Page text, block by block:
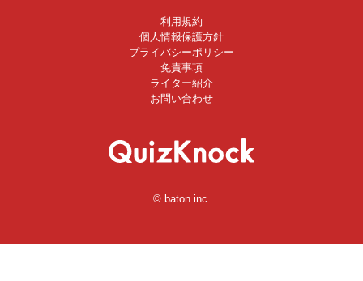
利用規約
個人情報保護方針
プライバシーポリシー
免責事項
ライター紹介
お問い合わせ
© baton inc.